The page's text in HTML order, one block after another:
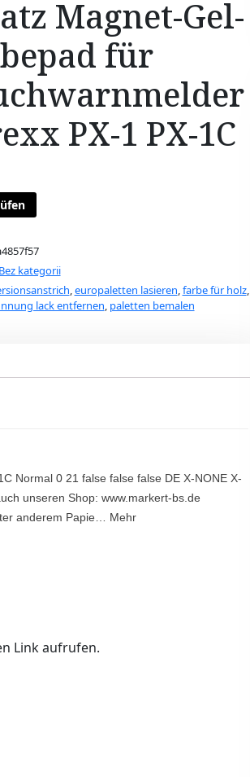
Magnet-Gel-
für
PX-1 PX-1C
Bez kategorii
,europaletten lasieren,farbe für holz,
lack entfernen, paletten bemalen
Normal 0 21 false false false DE X-NONE X-
unseren Shop: www.markert-bs.de
anderem Papie… Mehr
Link aufrufen.